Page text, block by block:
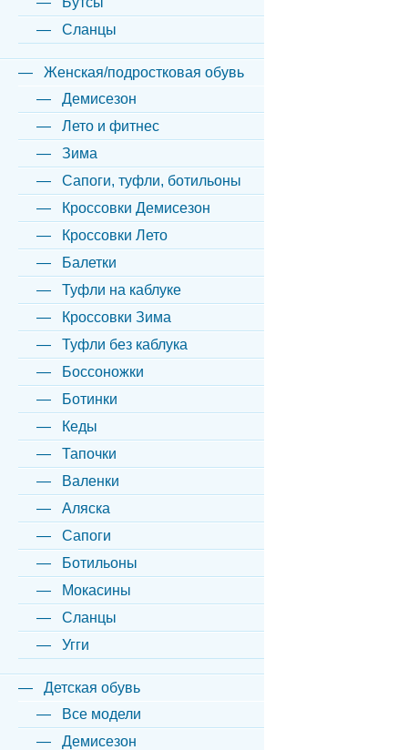
Сланцы
Женская/подростковая обувь
Демисезон
Лето и фитнес
Зима
Сапоги, туфли, ботильоны
Кроссовки Демисезон
Кроссовки Лето
Балетки
Туфли на каблуке
Кроссовки Зима
Туфли без каблука
Боссоножки
Ботинки
Кеды
Тапочки
Валенки
Аляска
Сапоги
Ботильоны
Мокасины
Сланцы
Угги
Детская обувь
Все модели
Демисезон